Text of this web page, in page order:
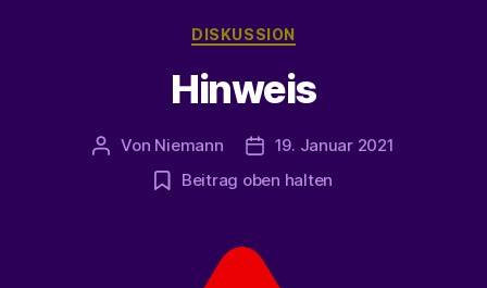
Kategorien
DISKUSSION
Hinweis
Beitragsautor
Von Niemann Beitragsdatum
19. Januar 2021
Beitrag oben halten